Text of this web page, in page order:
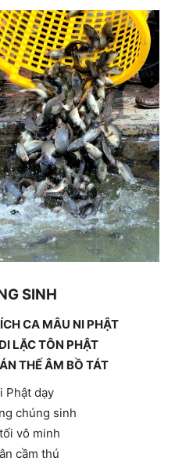
SINH
CA MÂU NI PHẬT
LẶC TÔN PHẬT
THẾ ÂM BỒ TÁT
Phật dạy
chúng sinh
vô minh
cầm thú